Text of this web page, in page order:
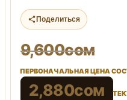
Поделиться
9,600сом
ПЕРВОНАЧАЛЬНАЯ ЦЕНА
2,880сом